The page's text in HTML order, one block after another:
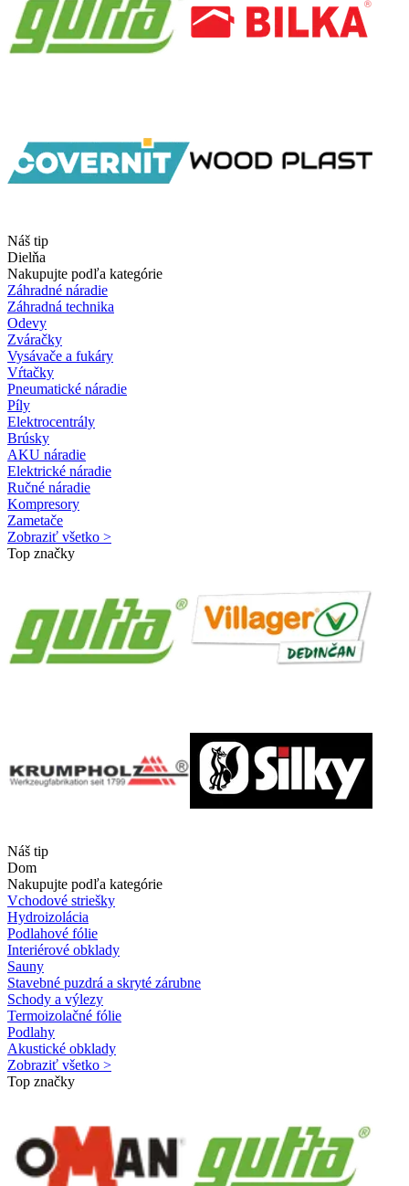
Náš tip
Dielňa
Nakupujte podľa kategórie
Záhradné náradie
Záhradná technika
Odevy
Zváračky
Vysávače a fukáry
Vŕtačky
Pneumatické náradie
Píly
Elektrocentrály
Brúsky
AKU náradie
Elektrické náradie
Ručné náradie
Kompresory
Zametače
Zobraziť všetko >
Top značky
Náš tip
Dom
Nakupujte podľa kategórie
Vchodové striešky
Hydroizolácia
Podlahové fólie
Interiérové obklady
Sauny
Stavebné puzdrá a skryté zárubne
Schody a výlezy
Termoizolačné fólie
Podlahy
Akustické obklady
Zobraziť všetko >
Top značky